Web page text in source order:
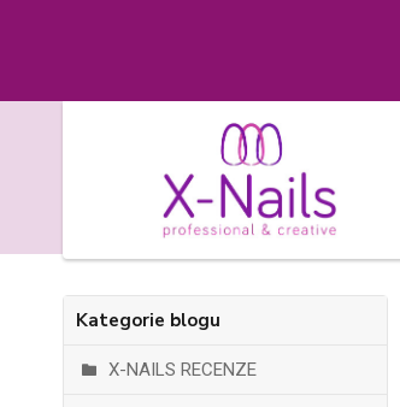
Kategorie blogu
X-NAILS RECENZE